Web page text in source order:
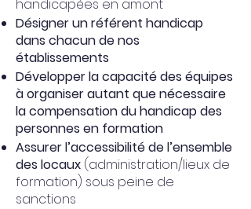
handicapées en amont
Désigner un référent handicap
dans chacun de nos
établissements
Développer la capacité des équipes
à organiser autant que nécessaire
la compensation du handicap des
personnes en formation
Assurer l’accessibilité de l’ensemble
des locaux (administration/lieux de
formation) sous peine de
sanctions